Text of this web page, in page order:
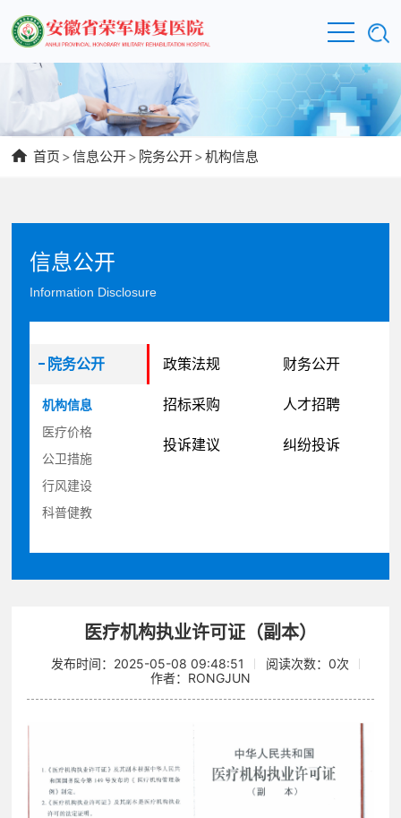
首页 >信息公开> 院务公开>机构信息
信息公开
Information Disclosure
院务公开
机构信息
医疗价格
公卫措施
行风建设
科普健教
政策法规 财务公开
招标采购 人才招聘
投诉建议 纠纷投诉
医疗机构执业许可证（副本）
发布时间：2025-05-08 09:48:51 阅读次数：0次
作者：RONGJUN